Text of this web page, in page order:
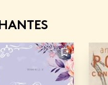
FAVORITO